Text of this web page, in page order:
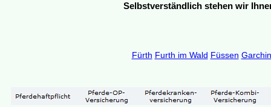
Selbstverständlich stehen wir
Fürth Furth im Wald Füssen